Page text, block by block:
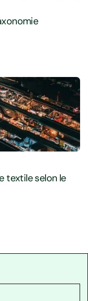
textile selon le